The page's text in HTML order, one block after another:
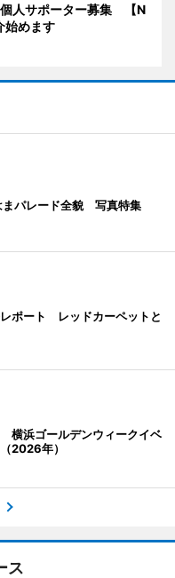
人サポーター募集 【N
始めます
まパレード全貌 写真特集
ポート レッドカーペットと
横浜ゴールデンウィークイベ
2026年）
ス